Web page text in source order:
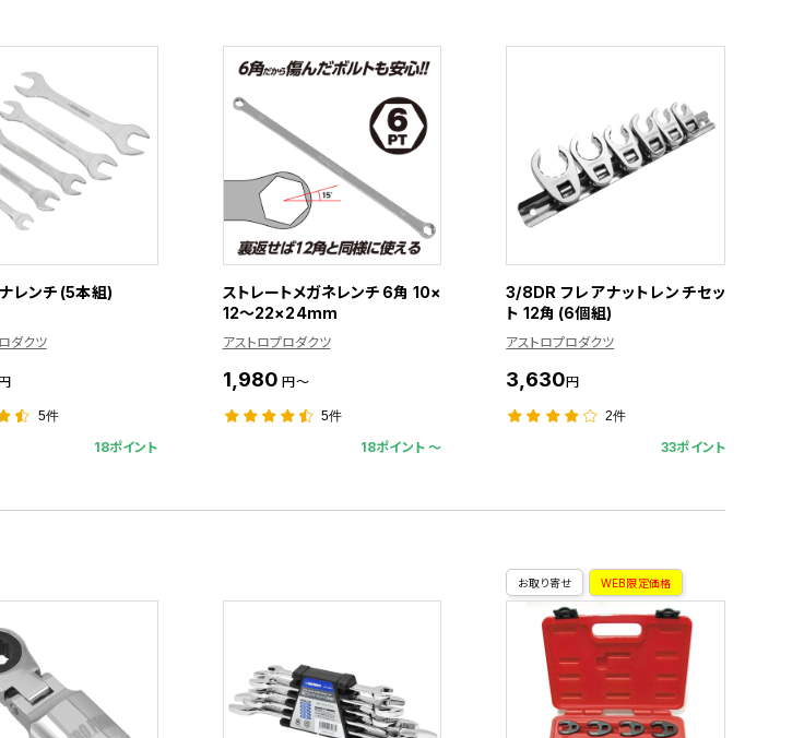
レンチ (5本組)
ダクツ
5件
18ポイント
ストレートメガネレンチ 6角 10×
12～22×24mm
アストロプロダクツ
1,980 円～
5件
18ポイント 〜
3/8DR フレアナットレンチセッ
ト 12角 (6個組)
アストロプロダクツ
3,630円
2件
33ポイント
お取り寄せ WEB限定価格